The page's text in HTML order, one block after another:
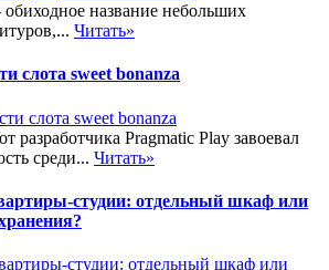
название небольших
Читать»
слота sweet bonanza
разработчика Pragmatic Play завоевал
среди... Читать»
студии: отдельный шкаф или